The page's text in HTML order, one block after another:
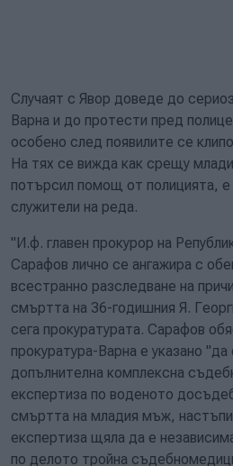
Случаят с Явор доведе до
Варна и до протести пред
особено след появилите се
На тях се вижда как срещу
потърсил помощ от полицията, е
служители на реда.
"И.ф. главен прокурор на
Сарафов лично се ангажира с
всестранно разследване на
смъртта на 36-годишния Я.
сега прокуратурата. Сарафов
прокуратура-Варна е указано
допълнителна комплексна
експертиза по воденото
смъртта на младия мъж,
експертиза щяла да е
по делото тройна